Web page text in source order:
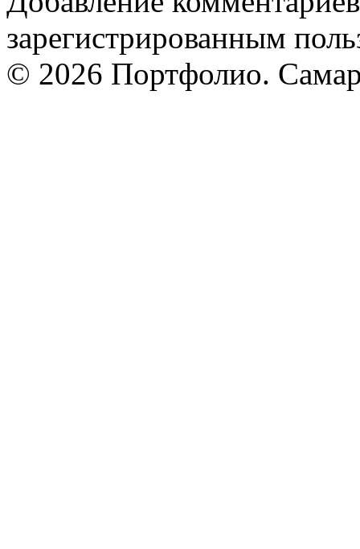
зарегистрированным
© 2026 Портфолио.